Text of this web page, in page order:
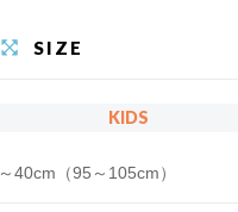
SIZE
KIDS
～40cm（95～105cm）